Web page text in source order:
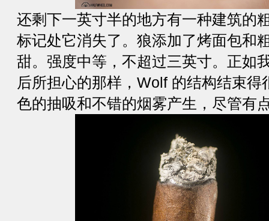
还剩下一英寸半的地方有一种建筑的
标记处它消失了。狼添加了烤面包和
甜。强度中等，不超过三英寸。正如
后所担心的那样，Wolf 的结构结束
色的抽吸和不错的烟雾产生，尽管有